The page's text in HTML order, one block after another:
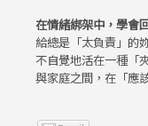
在情緒綁架中，學會
給總是「太負責」的
不自覺地活在一種「
與家庭之間，在「應